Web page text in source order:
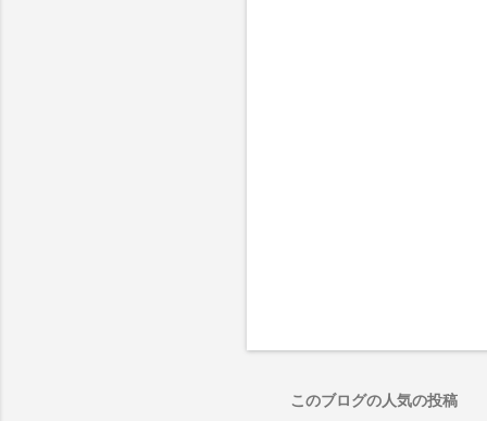
このブログの人気の投稿